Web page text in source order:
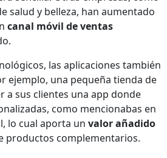
salud y belleza, han aumentado
canal móvil de ventas
las aplicaciones también
ejemplo, una pequeña tienda de
a sus clientes una app donde
como mencionabas en
lo cual aporta un valor añadido
productos complementarios.